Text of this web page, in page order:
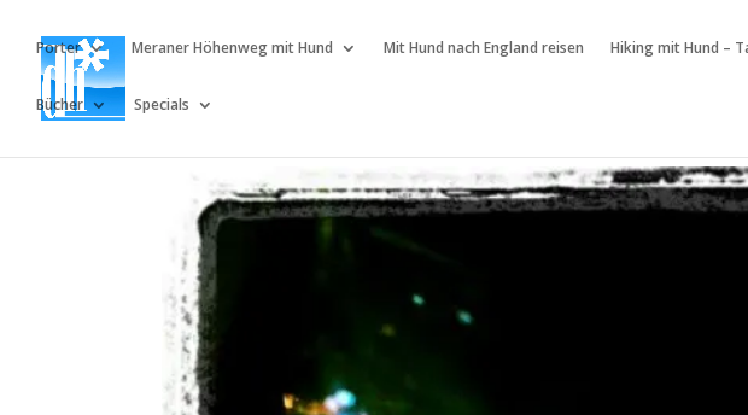
Porter Meraner Höhenweg mit Hund Mit Hund nach England reisen Hiking mit Hund –
Bücher Specials